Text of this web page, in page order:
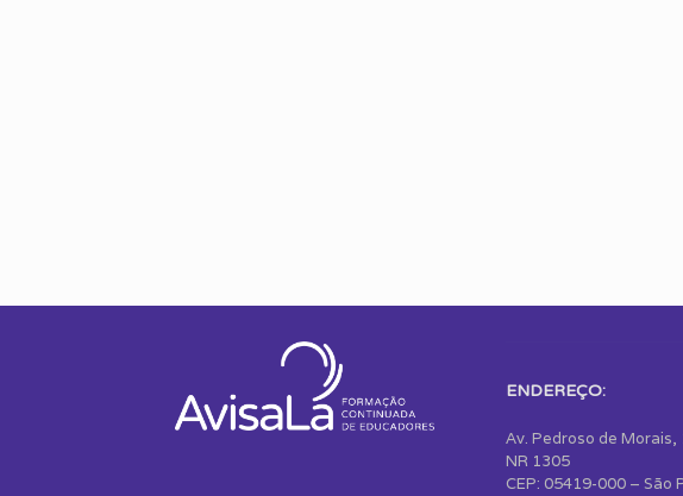
ENDEREÇO:
Av. Pedroso de Morais,
NR 1305
CEP: 05419-000 – São